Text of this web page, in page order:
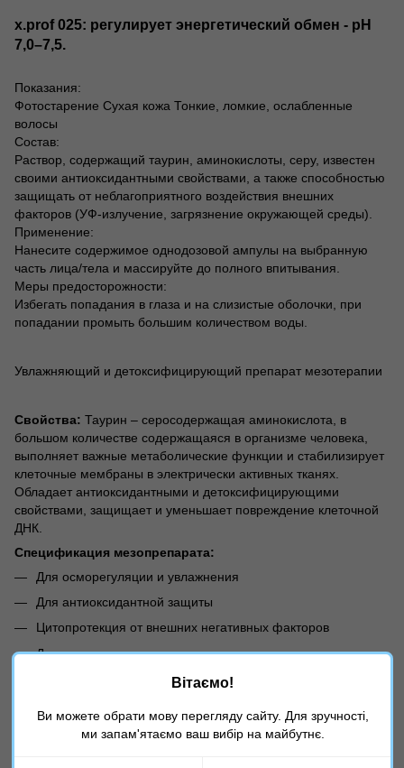
x.prof 025: регулирует энергетический обмен - pH
7,0–7,5.
Показания:
Фотостарение Сухая кожа Тонкие, ломкие, ослабленные
волосы
Состав:
Раствор, содержащий таурин, аминокислоты, серу, известен
своими антиоксидантными свойствами, а также способностью
защищать от неблагоприятного воздействия внешних
факторов (УФ-излучение, загрязнение окружающей среды).
Применение:
Нанесите содержимое однодозовой ампулы на выбранную
часть лица/тела и массируйте до полного впитывания.
Меры предосторожности:
Избегать попадания в глаза и на слизистые оболочки, при
попадании промыть большим количеством воды.
Увлажняющий и детоксифицирующий препарат мезотерапии
Свойства: Таурин – серосодержащая аминокислота, в
большом количестве содержащаяся в организме человека,
выполняет важные метаболические функции и стабилизирует
клеточные мембраны в электрически активных тканях.
Обладает антиоксидантными и детоксифицирующими
свойствами, защищает и уменьшает повреждение клеточной
ДНК.
Спецификация мезопрепарата:
Для осморегуляции и увлажнения
Для антиоксидантной защиты
Цитопротекция от внешних негативных факторов
Для защиты эпителия
Вітаємо!
Ви можете обрати мову перегляду сайту. Для зручності,
ми запам'ятаємо ваш вибір на майбутнє.